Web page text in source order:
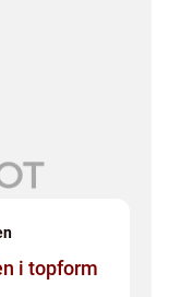
i topform